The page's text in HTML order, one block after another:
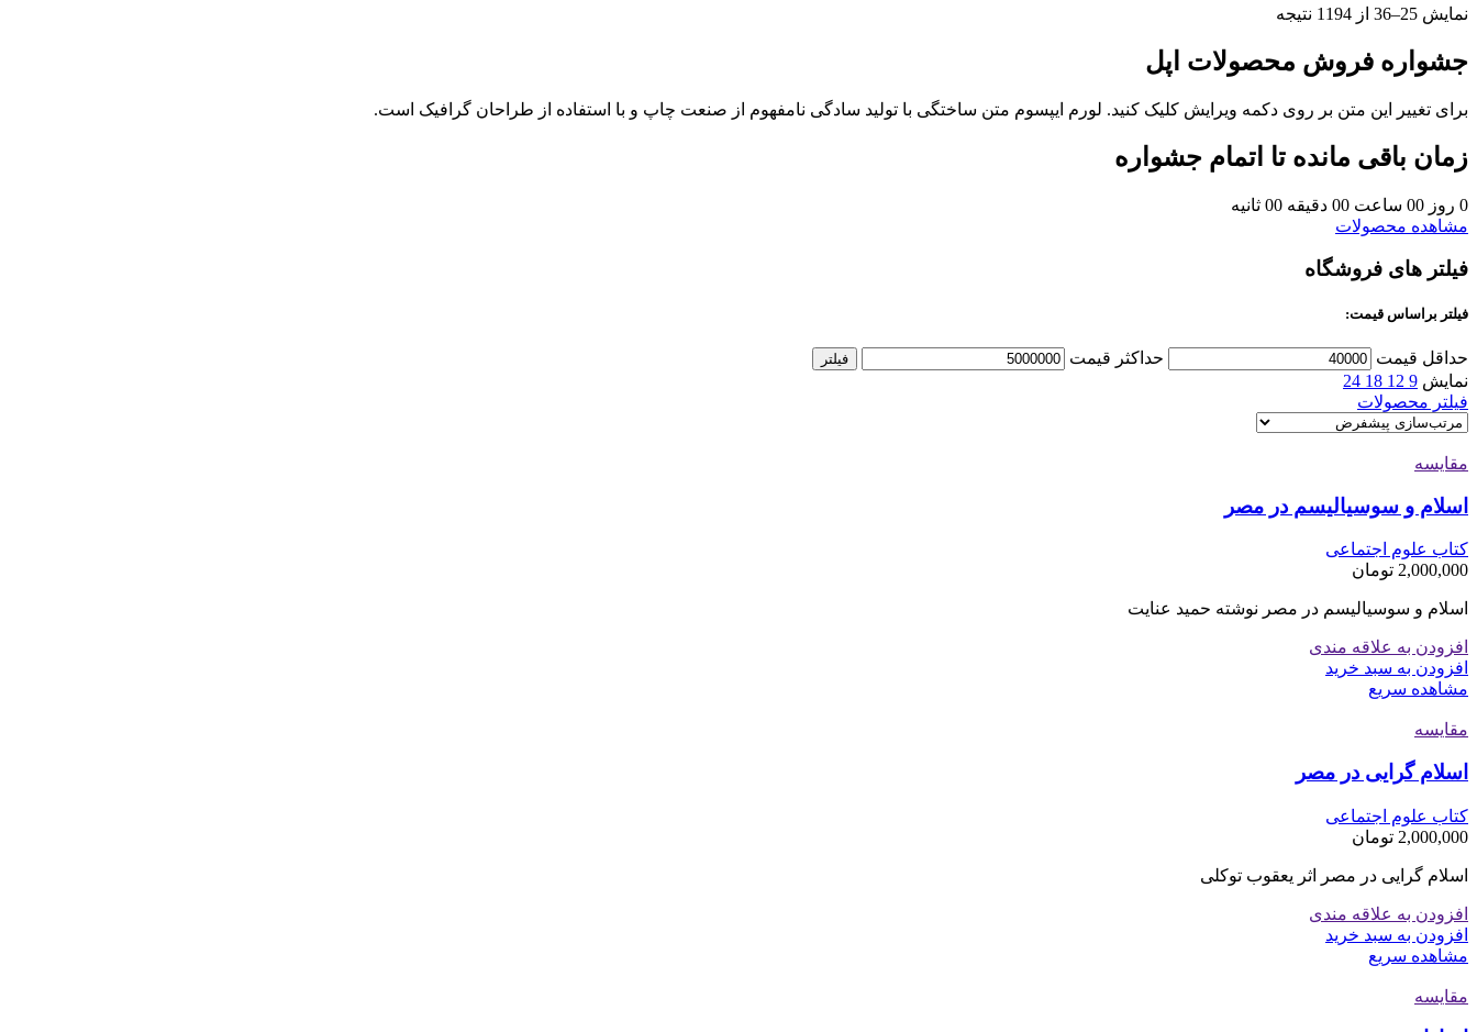
نمایش 25–36 از 1194 نتیجه
جشواره فروش محصولات اپل
برای تغییر این متن بر روی دکمه ویرایش کلیک کنید. لورم ایپسوم متن ساختگی با تولید سادگی نامفهوم از صنعت چاپ و با استفاده از طراحان گرافیک است.
زمان باقی مانده تا اتمام جشواره
0 روز 00 ساعت 00 دقیقه 00 ثانیه
مشاهده محصولات
فیلتر های فروشگاه
فیلتر براساس قیمت:
حداقل قیمت حداکثر قیمت فیلتر
نمایش 9
12
18
24
فیلتر محصولات
مقایسه
اسلام و سوسیالیسم در مصر
کتاب علوم اجتماعی
2,000,000 تومان
اسلام و سوسیالیسم در مصر نوشته حمید عنایت
افزودن به علاقه مندی
افزودن به سبد خرید
مشاهده سریع
مقایسه
اسلام گرایی در مصر
کتاب علوم اجتماعی
2,000,000 تومان
اسلام گرایی در مصر اثر یعقوب توکلی
افزودن به علاقه مندی
افزودن به سبد خرید
مشاهده سریع
مقایسه